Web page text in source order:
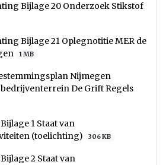
Bijlage 20 Onderzoek Stikstof
Bijlage 21 Oplegnotitie MER de
1 MB
Nijmegen
De Grift Regels
1 Staat van
(toelichting)
306 KB
2 Staat van